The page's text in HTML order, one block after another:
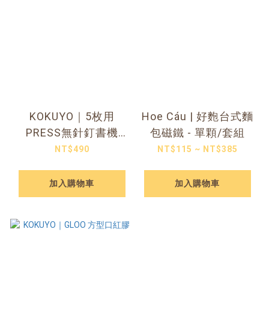
KOKUYO｜5枚用
PRESS無針釘書機
（白色）
NT$490
加入購物車
Hoe Cáu | 好麭台式麵
包磁鐵 - 單顆/套組
NT$115 ~ NT$385
加入購物車